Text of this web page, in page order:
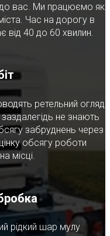
вас. Ми працюємо як
Час на дорогу в
від 40 до 60 хвилин.
ретельний огляд
заздалегідь не знають
забруднень через
обсягу роботи
місці.
рідкий шар мулу